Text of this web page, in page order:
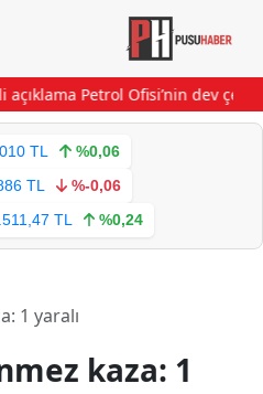
Petrol Ofisi’nin dev
TL
%0,06
TL
%-0,06
TL %0,24
1 yaralı
kaza: 1